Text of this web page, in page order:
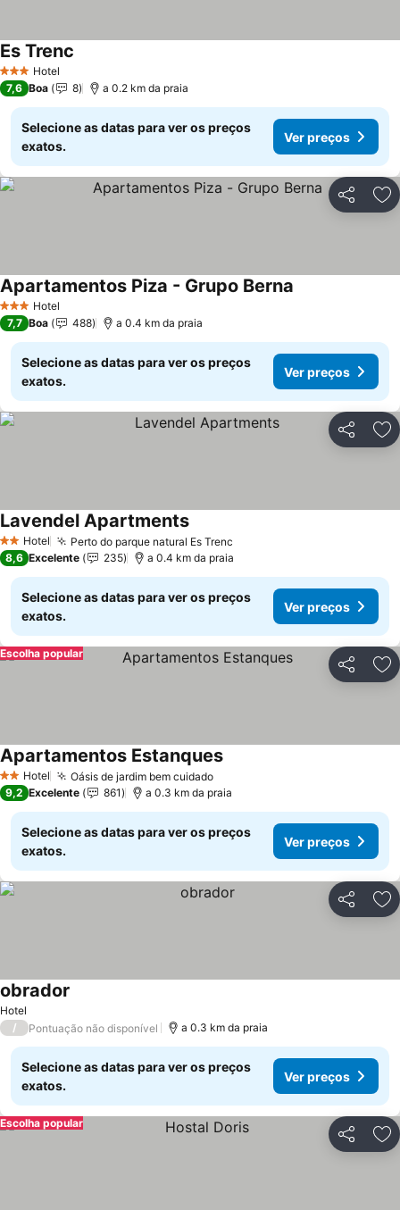
3 EstrelasHotel
Es Trenc
7,6 Boa 8 a 0.2 km da praia
Selecione as datas para ver os preços
exatos.
Ver preços
Partilhar
3 EstrelasHotel
Apartamentos Piza - Grupo Berna
7,7 Boa 488 a 0.4 km da praia
Selecione as datas para ver os preços
exatos.
Ver preços
Partilhar
2 Estrelas
Hotel Perto do parque natural Es Trenc
Lavendel ApartmentsVer preços
8,6 Excelente 235 a 0.4 km da praia
Selecione as datas para ver os preços
exatos.
Ver preços
Partilhar
Escolha popular
2 Estrelas
Hotel Oásis de jardim bem cuidadoVer preços
Apartamentos EstanquesVer preços
9,2 Excelente 861 a 0.3 km da praia
Selecione as datas para ver os preços
exatos.
Ver preços
Partilhar
Hotel
obrador
/ Pontuação não disponível a 0.3 km da praia
Selecione as datas para ver os preços
exatos.
Ver preços
Partilhar
Escolha popular